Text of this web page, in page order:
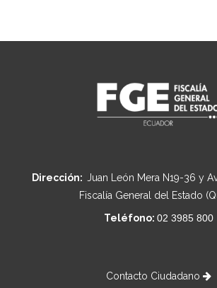
Dirección: Juan León Mera N19-36 y
Fiscalía General del Estado
Teléfono: 02 3985 800
Contacto Ciudadano